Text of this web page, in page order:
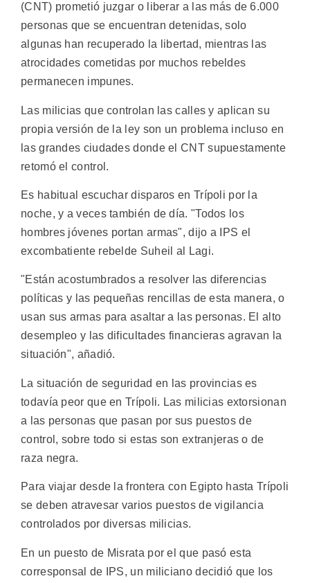
(CNT) prometió juzgar o liberar a las más de 6.000
personas que se encuentran detenidas, solo
algunas han recuperado la libertad, mientras las
atrocidades cometidas por muchos rebeldes
permanecen impunes.
Las milicias que controlan las calles y aplican su
propia versión de la ley son un problema incluso en
las grandes ciudades donde el CNT supuestamente
retomó el control.
Es habitual escuchar disparos en Trípoli por la
noche, y a veces también de día. "Todos los
hombres jóvenes portan armas", dijo a IPS el
excombatiente rebelde Suheil al Lagi.
"Están acostumbrados a resolver las diferencias
políticas y las pequeñas rencillas de esta manera, o
usan sus armas para asaltar a las personas. El alto
desempleo y las dificultades financieras agravan la
situación", añadió.
La situación de seguridad en las provincias es
todavía peor que en Trípoli. Las milicias extorsionan
a las personas que pasan por sus puestos de
control, sobre todo si estas son extranjeras o de
raza negra.
Para viajar desde la frontera con Egipto hasta Trípoli
se deben atravesar varios puestos de vigilancia
controlados por diversas milicias.
En un puesto de Misrata por el que pasó esta
corresponsal de IPS, un miliciano decidió que los